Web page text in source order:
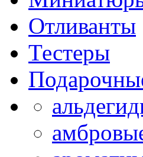
Отливанты
Тестеры